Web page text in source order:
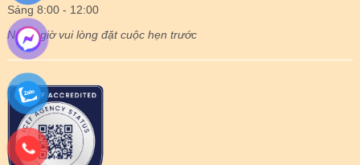
Sáng 8:00 - 12:00
Ngoài giờ vui lòng đặt cuộc hẹn trước